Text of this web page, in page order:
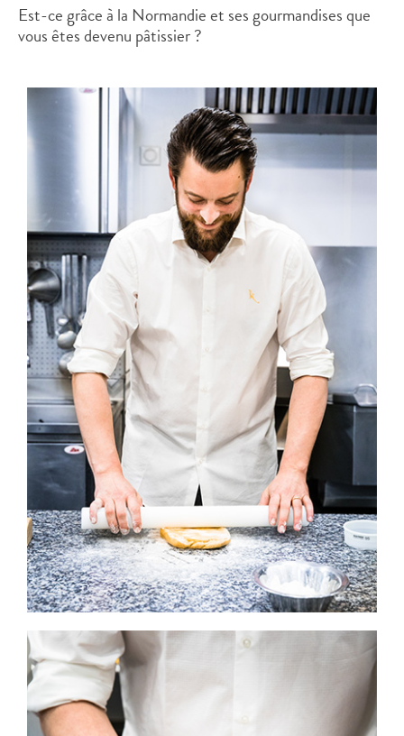
Est-ce grâce à la Normandie et ses gourmandises que
vous êtes devenu pâtissier ?